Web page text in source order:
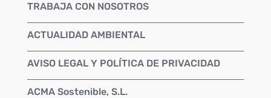
TRABAJA CON NOSOTROS
ACTUALIDAD AMBIENTAL
AVISO LEGAL Y POLÍTICA DE PRIVACIDAD
ACMA Sostenible, S.L.